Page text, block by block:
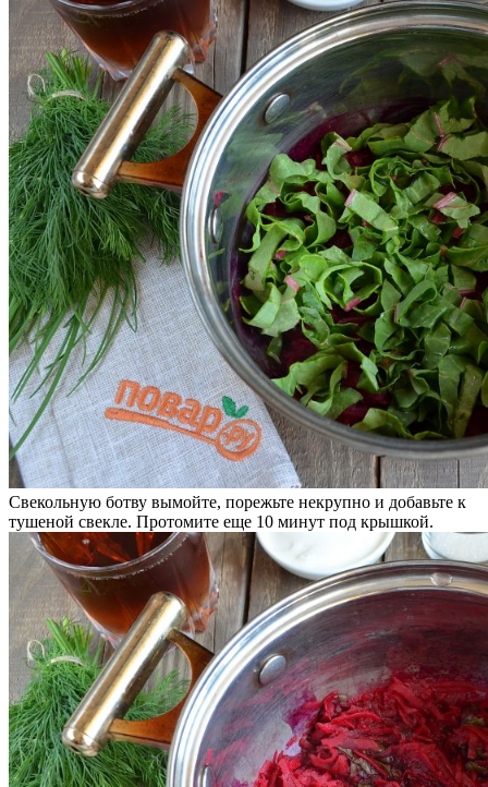
Свекольную ботву вымойте, порежьте некрупно и добавьте к
тушеной свекле. Протомите еще 10 минут под крышкой.